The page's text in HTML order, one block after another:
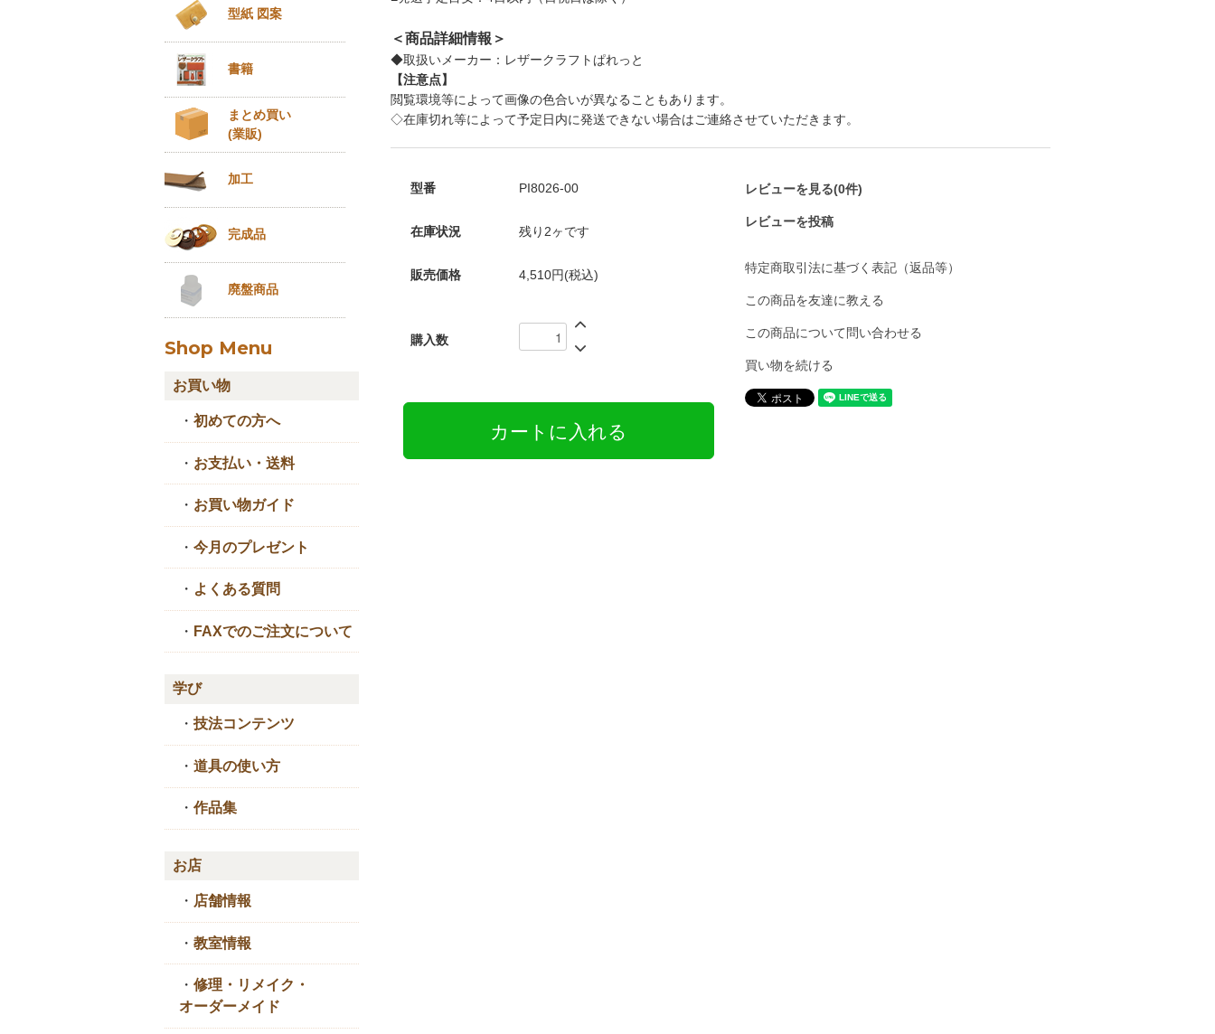
＜商品詳細情報＞
◆取扱いメーカー：レザークラフトぱれっと
【注意点】
閲覧環境等によって画像の色合いが異なることもあります。
◇在庫切れ等によって予定日内に発送できない場合はご連絡させていただきます。
型番 PI8026-00
在庫状況 残り2ヶです
販売価格 4,510円(税込)
購入数
レビューを見る(0件)
レビューを投稿
特定商取引法に基づく表記（返品等）
この商品を友達に教える
この商品について問い合わせる
買い物を続ける
型紙 図案
書籍
まとめ買い
(業販)
加工
完成品
廃盤商品
Shop Menu
お買い物
・ 初めての方へ
・ お支払い・送料
・ お買い物ガイド
・ 今月のプレゼント
・ よくある質問
・ FAXでのご注文について
学び
・ 技法コンテンツ
・ 道具の使い方
・ 作品集
お店
・ 店舗情報
・ 教室情報
・ 修理・リメイク・
オーダーメイド